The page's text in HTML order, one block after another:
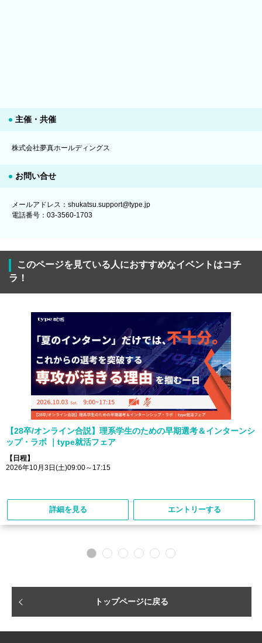
主催・共催
株式会社夢真ホールディングス
お問い合せ
メールアドレス：shukatsu.support@type.jp
電話番号：03-3560-1703
このページを見ている人におすすめなイベントはコチ
ラ！
【28卒/オンライン合説】理系学生のための早期選考＆インターンシ
ップ・ラボ ｜type就活フェア
【日程】
2026年10月3日(土)09:00～17:15
詳細を見る エントリーする
トップページに戻る